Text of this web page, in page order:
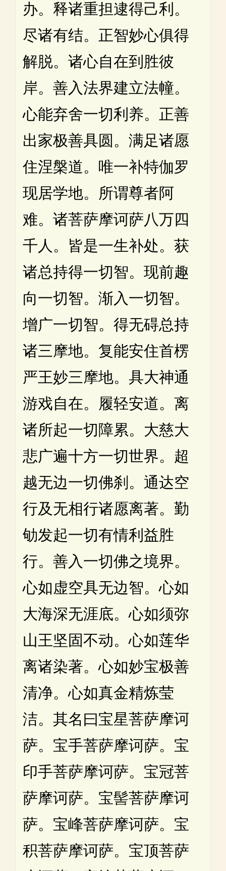
办。释诸重担逮得己利。
尽诸有结。正智妙心俱得
解脱。诸心自在到胜彼
岸。善入法界建立法幢。
心能弃舍一切利养。正善
出家极善具圆。满足诸愿
住涅槃道。唯一补特伽罗
现居学地。所谓尊者阿
难。诸菩萨摩诃萨八万四
千人。皆是一生补处。获
诸总持得一切智。现前趣
向一切智。渐入一切智。
增广一切智。得无碍总持
诸三摩地。复能安住首楞
严王妙三摩地。具大神通
游戏自在。履轻安道。离
诸所起一切障累。大慈大
悲广遍十方一切世界。超
越无边一切佛刹。通达空
行及无相行诸愿离著。勤
劬发起一切有情利益胜
行。善入一切佛之境界。
心如虚空具无边智。心如
大海深无涯底。心如须弥
山王坚固不动。心如莲华
离诸染著。心如妙宝极善
清净。心如真金精炼莹
洁。其名曰宝星菩萨摩诃
萨。宝手菩萨摩诃萨。宝
印手菩萨摩诃萨。宝冠菩
萨摩诃萨。宝髻菩萨摩诃
萨。宝峰菩萨摩诃萨。宝
积菩萨摩诃萨。宝顶菩萨